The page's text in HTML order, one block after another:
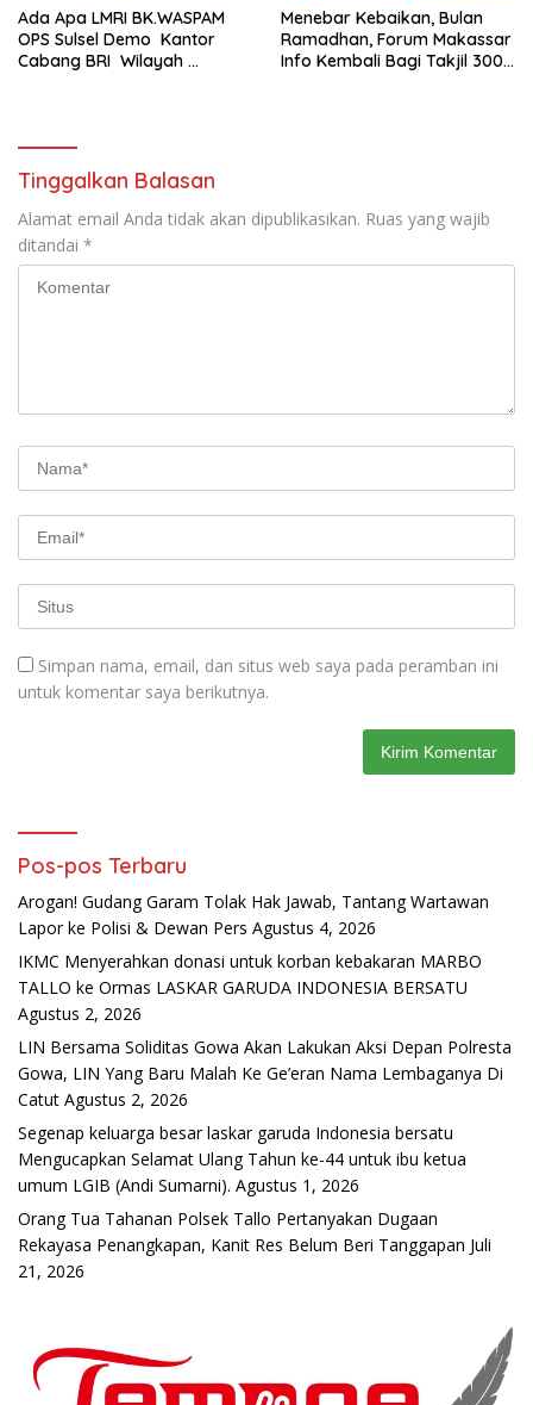
Ada Apa LMRI BK.WASPAM
OPS Sulsel Demo Kantor
Cabang BRI Wilayah
Menebar Kebaikan, Bulan
Ramadhan, Forum Makassar
Info Kembali Bagi Takjil 300
Tinggalkan Balasan
Alamat email Anda tidak akan dipublikasikan. Ruas yang wajib
ditandai *
Simpan nama, email, dan situs web saya pada peramban ini
untuk komentar saya berikutnya.
Pos-pos Terbaru
Arogan! Gudang Garam Tolak Hak Jawab, Tantang Wartawan
Lapor ke Polisi & Dewan Pers Agustus 4, 2026
IKMC Menyerahkan donasi untuk korban kebakaran MARBO
TALLO ke Ormas LASKAR GARUDA INDONESIA BERSATU
Agustus 2, 2026
LIN Bersama Soliditas Gowa Akan Lakukan Aksi Depan Polresta
Gowa, LIN Yang Baru Malah Ke Ge’eran Nama Lembaganya Di
Catut Agustus 2, 2026
Segenap keluarga besar laskar garuda Indonesia bersatu
Mengucapkan Selamat Ulang Tahun ke-44 untuk ibu ketua
umum LGIB (Andi Sumarni). Agustus 1, 2026
Orang Tua Tahanan Polsek Tallo Pertanyakan Dugaan
Rekayasa Penangkapan, Kanit Res Belum Beri Tanggapan Juli
21, 2026